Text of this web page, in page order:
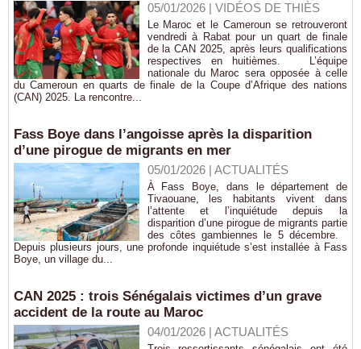
05/01/2026| VIDÉOS DE THIÈS
Le Maroc et le Cameroun se retrouveront
vendredi à Rabat pour un quart de finale
de la CAN 2025, après leurs qualifications
respectives en huitièmes. L’équipe
nationale du Maroc sera opposée à celle
du Cameroun en quarts de finale de la Coupe d’Afrique des nations
(CAN) 2025. La rencontre...
Fass Boye dans l’angoisse après la disparition
d’une pirogue de migrants en mer
05/01/2026| ACTUALITÉS
À Fass Boye, dans le département de
Tivaouane, les habitants vivent dans
l’attente et l’inquiétude depuis la
disparition d’une pirogue de migrants partie
des côtes gambiennes le 5 décembre.
Depuis plusieurs jours, une profonde inquiétude s’est installée à Fass
Boye, un village du...
CAN 2025 : trois Sénégalais victimes d’un grave
accident de la route au Maroc
04/01/2026| ACTUALITÉS